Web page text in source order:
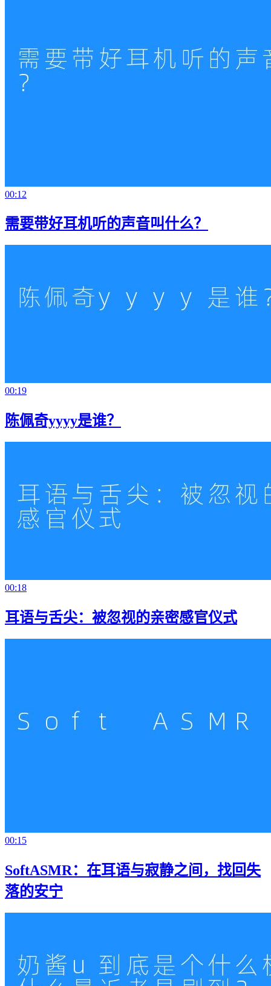
00:12
需要带好耳机听的声音叫什么？
00:19
陈佩奇yyyy是谁？
00:18
耳语与舌尖：被忽视的亲密感官仪式
00:15
SoftASMR：在耳语与寂静之间，找回失
落的安宁